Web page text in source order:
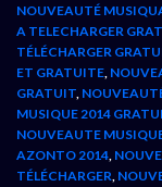
NOUVEAUTÉ
A TELECHARGER
TÉLÉCHARGER
ET GRATUITE,
GRATUIT,
MUSIQUE 2014
NOUVEAUTE
AZONTO 2014,
TÉLÉCHARGER,